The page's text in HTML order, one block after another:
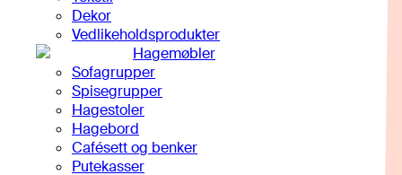
Dekor
Vedlikeholdsprodukter
Hagemøbler
Sofagrupper
Spisegrupper
Hagestoler
Hagebord
Cafésett og benker
Putekasser